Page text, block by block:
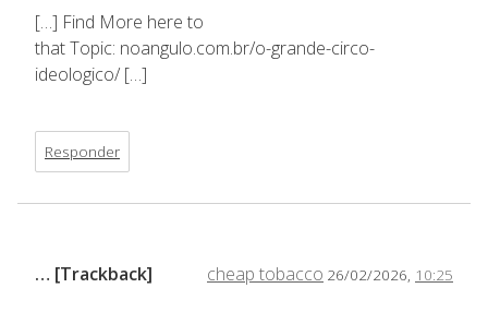
[…] Find More here to
that Topic: noangulo.com.br/o-grande-circo-
ideologico/ […]
Responder
cheap tobacco 26/02/2026, 10:25
… [Trackback]